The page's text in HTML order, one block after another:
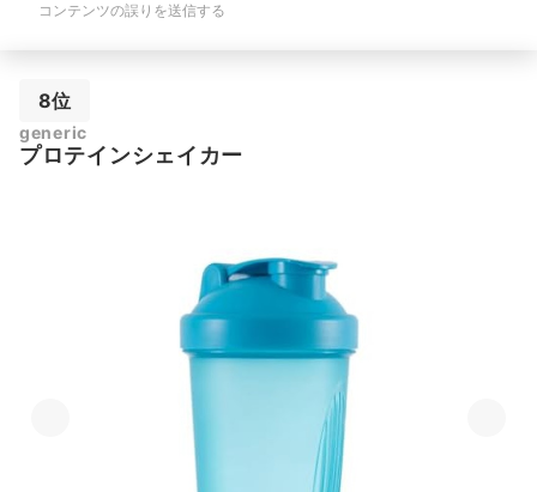
コンテンツの誤りを送信する
8位
generic
プロテインシェイカー